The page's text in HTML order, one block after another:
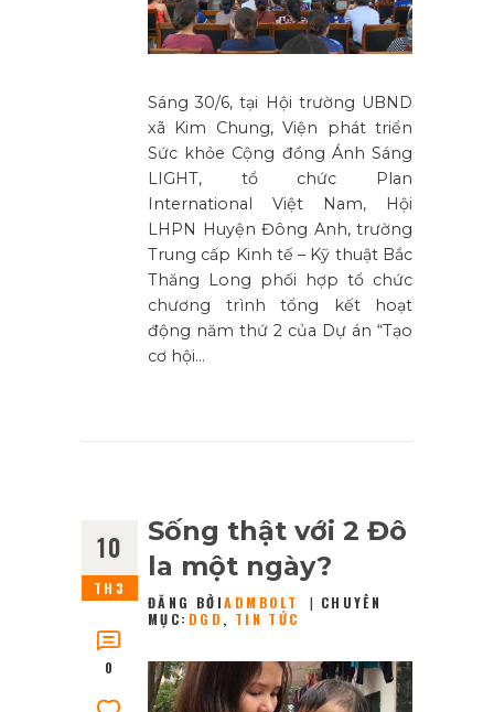
Sáng 30/6, tại Hội trường UBND
xã Kim Chung, Viện phát triển
Sức khỏe Cộng đồng Ánh Sáng
LIGHT, tổ chức Plan
International Việt Nam, Hội
LHPN Huyện Đông Anh, trường
Trung cấp Kinh tế – Kỹ thuật Bắc
Thăng Long phối hợp tổ chức
chương trình tổng kết hoạt
động năm thứ 2 của Dự án “Tạo
cơ hội…
10
TH3
0
Sống thật với 2 Đô
la một ngày?
ĐĂNG BỞIADMBOLT
CHUYÊN
MỤC: DGD , TIN TỨC